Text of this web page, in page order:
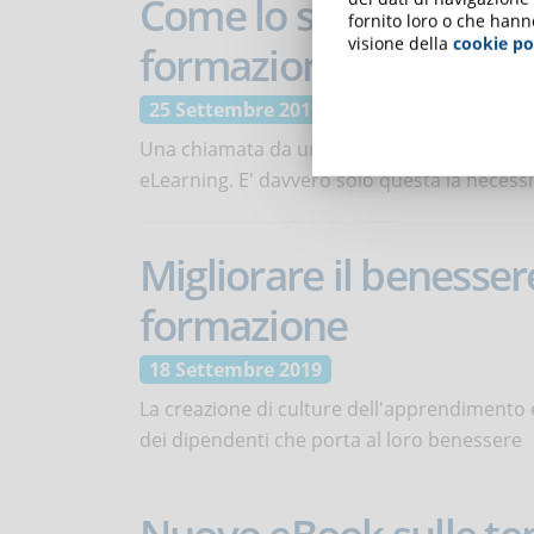
Come lo storytelling
formazione
25 Settembre 2019
Una chiamata da un potenziale cliente
eLearning. E' davvero solo questa la
Migliorare il
formazione
18 Settembre 2019
La creazione di culture
dei dipendenti che porta al loro benessere
fornito loro o che
visione della cookie